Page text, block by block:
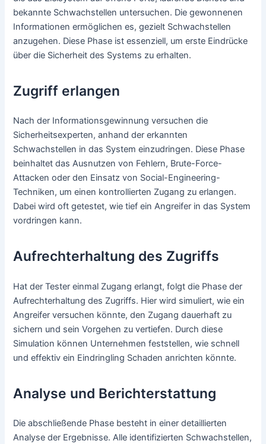
bekannte Schwachstellen untersuchen. Die gewonnenen
Informationen ermöglichen es, gezielt Schwachstellen
anzugehen. Diese Phase ist essenziell, um erste Eindrücke
über die Sicherheit des Systems zu erhalten.
Zugriff erlangen
Nach der Informationsgewinnung versuchen die
Sicherheitsexperten, anhand der erkannten
Schwachstellen in das System einzudringen. Diese Phase
beinhaltet das Ausnutzen von Fehlern, Brute-Force-
Attacken oder den Einsatz von Social-Engineering-
Techniken, um einen kontrollierten Zugang zu erlangen.
Dabei wird oft getestet, wie tief ein Angreifer in das System
vordringen kann.
Aufrechterhaltung des Zugriffs
Hat der Tester einmal Zugang erlangt, folgt die Phase der
Aufrechterhaltung des Zugriffs. Hier wird simuliert, wie ein
Angreifer versuchen könnte, den Zugang dauerhaft zu
sichern und sein Vorgehen zu vertiefen. Durch diese
Simulation können Unternehmen feststellen, wie schnell
und effektiv ein Eindringling Schaden anrichten könnte.
Analyse und Berichterstattung
Die abschließende Phase besteht in einer detaillierten
Analyse der Ergebnisse. Alle identifizierten Schwachstellen,